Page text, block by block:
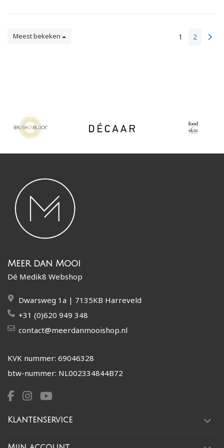
Meest bekeken 1 2
Meer dan Mooi
Dé Medik8 Webshop
Dwarsweg 1a | 7135KB Harreveld
+31 (0)620 949 348
contact@meerdanmooishop.nl
KVK nummer: 69046328
btw-nummer: NL002334844B72
Klantenservice